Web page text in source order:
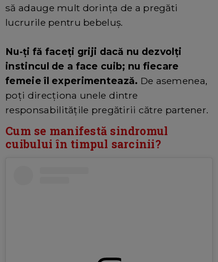
să adauge mult dorința de a pregăti
lucrurile pentru bebeluș.
Nu-ți fă faceți griji dacă nu dezvolți
instincul de a face cuib; nu fiecare
femeie îl experimentează. De asemenea,
poți direcționa unele dintre
responsabilitățile pregătirii către partener.
Cum se manifestă sindromul
cuibului în timpul sarcinii?